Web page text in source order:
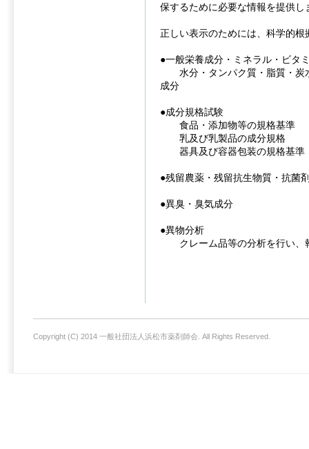
保するために必要な情報を提供し
正しい表示のためには、科学的
●一般栄養成分・ミネラル・ビタ
水分・タンパク質・脂質・炭
成分
●成分規格試験
食品・添加物等の規格基準
乳及び乳製品の成分規格
器具及び容器包装の規格基準
●残留農薬・残留抗生物質・抗菌
●異臭・臭気成分
●異物分析
クレーム品等の分析を行い、
Copyright (C) 2014 一般社団法人浜松市薬剤師会. All Rights Reserved.